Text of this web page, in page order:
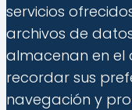
servicios
archivos de
almacenan en el
recordar sus
navegación y